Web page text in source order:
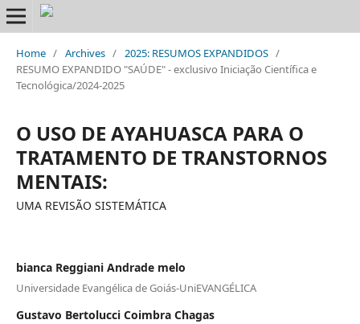
Home / Archives / 2025: RESUMOS EXPANDIDOS /
RESUMO EXPANDIDO "SAÚDE" - exclusivo Iniciação Científica e
Tecnológica/2024-2025
O USO DE AYAHUASCA PARA O
TRATAMENTO DE TRANSTORNOS
MENTAIS:
UMA REVISÃO SISTEMÁTICA
bianca Reggiani Andrade melo
Universidade Evangélica de Goiás-UniEVANGÉLICA
Gustavo Bertolucci Coimbra Chagas